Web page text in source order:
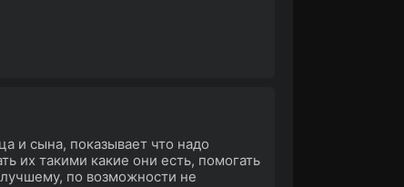
и сына, показывает что надо
их такими какие они есть, помогать
по возможности не